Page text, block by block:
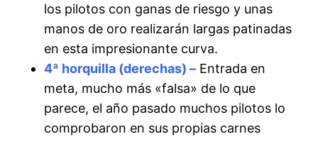
los pilotos con ganas de riesgo y unas
manos de oro realizarán largas patinadas
en esta impresionante curva.
4ª horquilla (derechas) – Entrada en
meta, mucho más «falsa» de lo que
parece, el año pasado muchos pilotos lo
comprobaron en sus propias carnes